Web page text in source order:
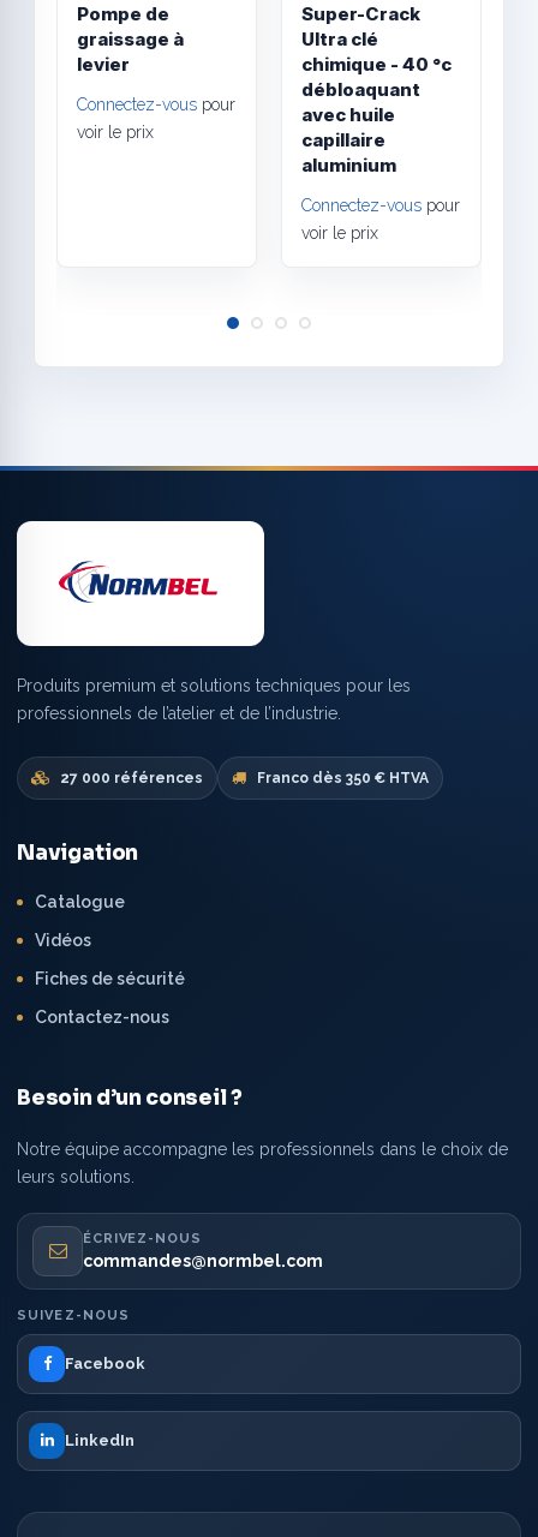
Pompe de
graissage à
levier
Connectez-vous pour
voir le prix
Super-Crack
Ultra clé
chimique - 40 °c
débloaquant
avec huile
capillaire
aluminium
Connectez-vous pour
voir le prix
Produits premium et solutions techniques pour les
professionnels de l’atelier et de l’industrie.
27 000 références Franco dès 350 € HTVA
Navigation
Catalogue
Vidéos
Fiches de sécurité
Contactez-nous
Besoin d’un conseil ?
Notre équipe accompagne les professionnels dans le choix de
leurs solutions.
ÉCRIVEZ-NOUS
commandes@normbel.com
SUIVEZ-NOUS
Facebook
LinkedIn